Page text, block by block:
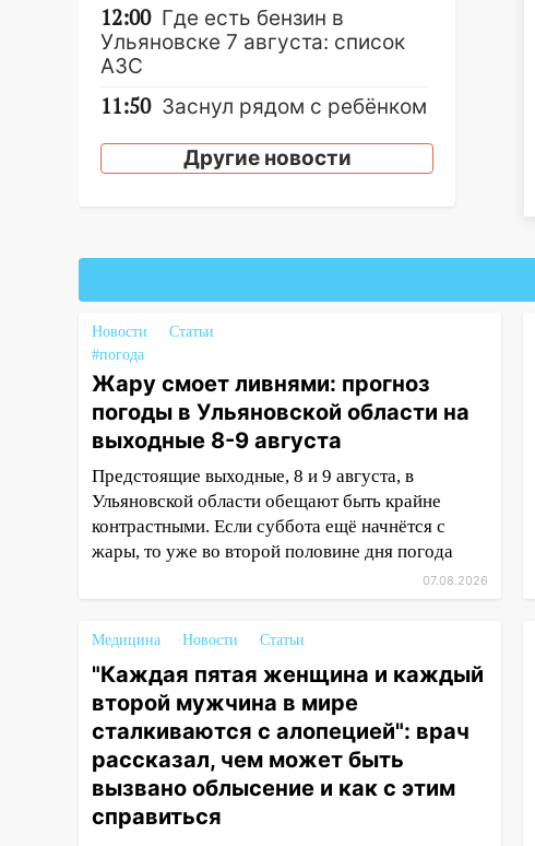
12:00 Где есть бензин в
Ульяновске 7 августа: список
АЗС
11:50 Заснул рядом с ребёнком
вынес приговор
отменить ЕГЭ с 2027 года
11:25
выявлять нарушителей на
контейнерных площадках
11:20 Ульяновская
шахматистка Валерия
Клейменова выиграла два
золота в составе сборной мира
11:16
В Ульяновске открыли
10:40
В Ульяновске спасатели
ночью нашли потерявшегося в
заброшенных садах 79-летнего
мужчину
10:26 На нескольких улицах
Ульяновска временно
отключили холодную воду
Другие новости
Новости
Статьи
#погода
Жару смоет ливнями: прогноз
погоды в Ульяновской области на
выходные 8-9 августа
Предстоящие выходные, 8 и 9 августа, в
Ульяновской области обещают быть крайне
контрастными. Если суббота ещё начнётся с
жары, то уже во второй половине дня погода
07.08.2026
Медицина Новости Статьи
"Каждая пятая женщина и каждый
второй мужчина в мире
сталкиваются с алопецией": врач
рассказал, чем может быть
вызвано облысение и как с этим
справиться